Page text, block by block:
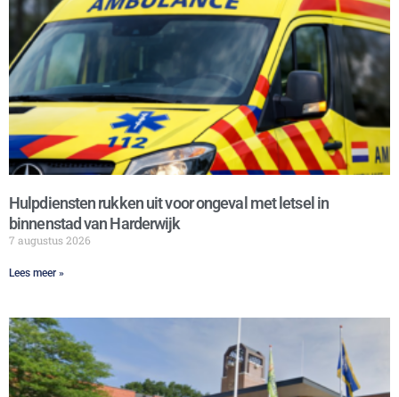
Hulpdiensten rukken uit voor ongeval met letsel in
binnenstad van Harderwijk
7 augustus 2026
Lees meer »